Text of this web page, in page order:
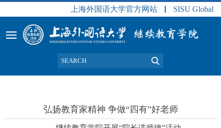
上海外国语大学官方网站 SISU Global
弘扬教育家精神 争做“四有”好老师